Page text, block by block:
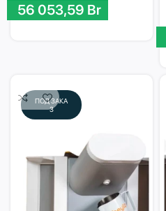
56 053,59 Br
ПОД ЗАКА
З